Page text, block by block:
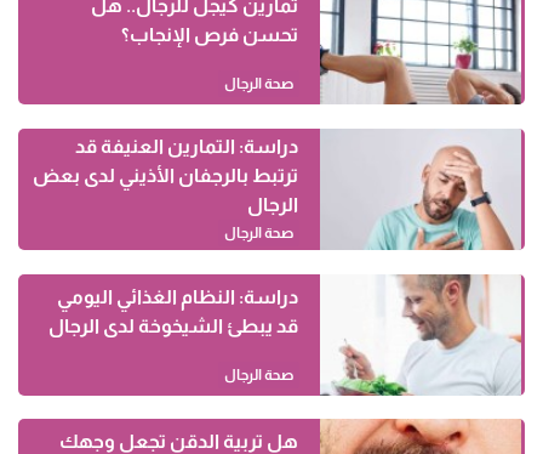
تمارين كيجل للرجال.. هل
تحسن فرص الإنجاب؟
صحة الرجال
دراسة: التمارين العنيفة قد
ترتبط بالرجفان الأذيني لدى بعض
الرجال
صحة الرجال
دراسة: النظام الغذائي اليومي
قد يبطئ الشيخوخة لدى الرجال
صحة الرجال
هل تربية الدقن تجعل وجهك